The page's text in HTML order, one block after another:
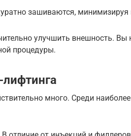
зашиваются,
улучшить внешность. Вы
процедуры.
много. Среди